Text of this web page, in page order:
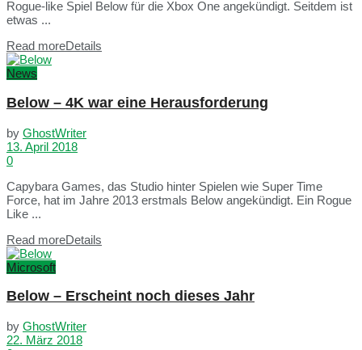
Rogue-like Spiel Below für die Xbox One angekündigt. Seitdem ist
etwas ...
Read moreDetails
News
Below – 4K war eine Herausforderung
by GhostWriter
13. April 2018
0
Capybara Games, das Studio hinter Spielen wie Super Time
Force, hat im Jahre 2013 erstmals Below angekündigt. Ein Rogue
Like ...
Read moreDetails
Microsoft
Below – Erscheint noch dieses Jahr
by GhostWriter
22. März 2018